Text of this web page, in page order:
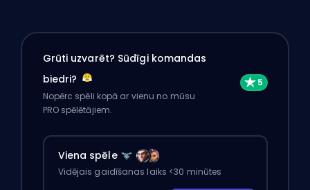
Grūti uzvarēt? Sūdīgi komandas
biedri?
Nopērc spēli kopā ar vienu no mūsu
PRO spēlētājiem.
Viena spēle
Vidējais gaidīšanas laiks <30 minūtes